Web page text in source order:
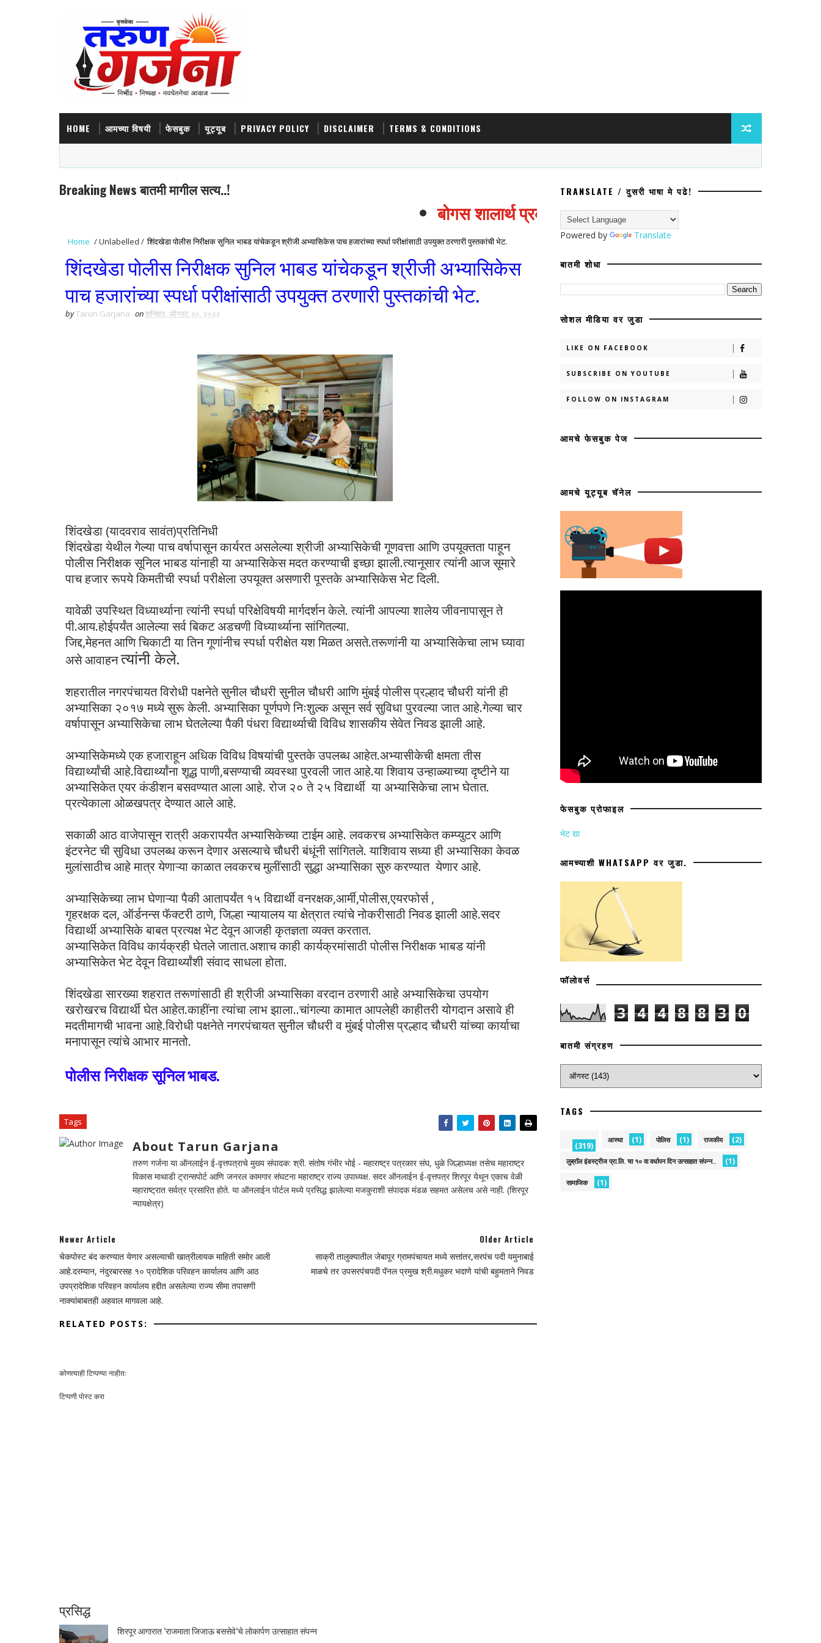
HOME आमच्या विषयी फेसबुक यूट्यूब PRIVACY POLICY DISCLAIMER TERMS & CONDITIONS
Breaking News बातमी मागील सत्य..!
बोगस शालार्थ प्रकरणात मोठी कारवाईचे संकेत! पश्चिम बंगालच्या
Home /Unlabelled / शिंदखेडा पोलीस निरीक्षक सुनिल भाबड यांचेकडून श्रीजी अभ्यासिकेस पाच हजारांच्या स्पर्धा परीक्षांसाठी उपयुक्त ठरणारी पुस्तकांची भेट.
शिंदखेडा पोलीस निरीक्षक सुनिल भाबड यांचेकडून श्रीजी अभ्यासिकेस
पाच हजारांच्या स्पर्धा परीक्षांसाठी उपयुक्त ठरणारी पुस्तकांची भेट.
byTarun Garjana onशनिवार, ऑगस्ट २०, २०२२
शिंदखेडा (यादवराव सावंत)प्रतिनिधी
शिंदखेडा येथील गेल्या पाच वर्षापासून कार्यरत असलेल्या श्रीजी अभ्यासिकेची गूणवत्ता आणि उपयूक्तता पाहून
पोलीस निरीक्षक सूनिल भाबड यांनाही या अभ्यासिकेस मदत करण्याची इच्छा झाली.त्यानूसार त्यांनी आज सूमारे
पाच हजार रूपये किमतीची स्पर्धा परीक्षेला उपयूक्त असणारी पूस्तके अभ्यासिकेस भेट दिली.
यावेळी उपस्थित विध्यार्थ्याना त्यांनी स्पर्धा परिक्षेविषयी मार्गदर्शन केले. त्यांनी आपल्या शालेय जीवनापासून ते
पी.आय.होईपर्यंत आलेल्या सर्व बिकट अडचणी विध्यार्थ्याना सांगितल्या.
जिद्द,मेहनत आणि चिकाटी या तिन गूणांनीच स्पर्धा परीक्षेत यश मिळत असते.तरूणांनी या अभ्यासिकेचा लाभ घ्यावा
असे आवाहनत्यांनी केले.
शहरातील नगरपंचायत विरोधी पक्षनेते सुनील चौधरी सुनील चौधरी आणि मुंबई पोलीस प्रल्हाद चौधरी यांनी ही
अभ्यासिका २०१७ मध्ये सुरू केली. अभ्यासिका पूर्णपणे निःशुल्क असून सर्व सुविधा पुरवल्या जात आहे.गेल्या चार
वर्षापासून अभ्यासिकेचा लाभ घेतलेल्या पैकी पंधरा विद्यार्थ्याची विविध शासकीय सेवेत निवड झाली आहे.
अभ्यासिकेमध्ये एक हजाराहून अधिक विविध विषयांची पुस्तके उपलब्ध आहेत.अभ्यासीकेची क्षमता तीस
विद्यार्थ्यांची आहे.विद्यार्थ्यांना शूद्ध पाणी,बसण्याची व्यवस्था पुरवली जात आहे.या शिवाय उन्हाळ्याच्या दृष्टीने या
अभ्यासिकेत एयर कंडीशन बसवण्यात आला आहे. रोज २० ते २५ विद्यार्थी या अभ्यासिकेचा लाभ घेतात.
प्रत्येकाला ओळखपत्र देण्यात आले आहे.
सकाळी आठ वाजेपासून रात्री अकरापर्यंत अभ्यासिकेच्या टाईम आहे. लवकरच अभ्यासिकेत कम्प्युटर आणि
इंटरनेट ची सुविधा उपलब्ध करून देणार असल्याचे चौधरी बंधूंनी सांगितले. याशिवाय सध्या ही अभ्यासिका केवळ
मुलांसाठीच आहे मात्र येणाऱ्या काळात लवकरच मुलींसाठी सुद्धा अभ्यासिका सुरु करण्यात येणार आहे.
अभ्यासिकेच्या लाभ घेणाऱ्या पैकी आतापर्यंत १५ विद्यार्थी वनरक्षक,आर्मी,पोलीस,एयरफोर्स ,
गृहरक्षक दल, ऑर्डनन्स फॅक्टरी ठाणे, जिल्हा न्यायालय या क्षेत्रात त्यांचे नोकरीसाठी निवड झाली आहे.सदर
विद्यार्थी अभ्यासिके बाबत प्रत्यक्ष भेट देवून आजही कृतज्ञता व्यक्त करतात.
अभ्यासिकेत विविध कार्यक्रही घेतले जातात.अशाच काही कार्यक्रमांसाठी पोलीस निरीक्षक भाबड यांनी
अभ्यासिकेत भेट देवून विद्यार्थ्यांशी संवाद साधला होता.
शिंदखेडा सारख्या शहरात तरूणांसाठी ही श्रीजी अभ्यासिका वरदान ठरणारी आहे अभ्यासिकेचा उपयोग
खरोखरच विद्यार्थी घेत आहेत.काहींना त्यांचा लाभ झाला..चांगल्या कामात आपलेही काहीतरी योगदान असावे ही
मदतीमागची भावना आहे.विरोधी पक्षनेते नगरपंचायत सुनील चौधरी व मुंबई पोलीस प्रल्हाद चौधरी यांच्या कार्याचा
मनापासून त्यांचे आभार मानतो.
पोलीस निरीक्षक सूनिलभाबड.
Tags
About Tarun Garjana
तरुण गर्जना या ऑनलाईन ई-वृत्तपत्राचे मुख्य संपादक: श्री. संतोष गंभीर भोई - महाराष्ट्र पत्रकार संघ, धुळे जिल्हाध्यक्ष तसेच महाराष्ट्र
विकास माथाडी ट्रान्सपोर्ट आणि जनरल कामगार संघटना महाराष्ट्र राज्य उपाध्यक्ष. सदर ऑनलाईन ई-वृत्तपत्र शिरपूर येथून एकाच वेळी
महाराष्ट्रात सर्वत्र प्रसारित होते. या ऑनलाईन पोर्टल मध्ये प्रसिद्ध झालेल्या मजकुराशी संपादक मंडळ सहमत असेलच असे नाही. (शिरपूर
न्यायक्षेत्र)
Newer Article
चेकपोस्ट बंद करण्यात येणार असल्याची खात्रीलायक माहिती समोर आली
आहे.दरम्यान, नंदुरबारसह १० प्रादेशिक परिवहन कार्यालय आणि आठ
उपप्रादेशिक परिवहन कार्यालय हद्दीत असलेल्या राज्य सीमा तपासणी
नाक्यांबाबतही अहवाल मागवला आहे.
Older Article
साक्री तालुक्यातील जेबापूर ग्रामपंचायत मध्ये सत्तांतर,सरपंच पदी यमुनाबाई
माळचे तर उपसरपंचपदी पॅनल प्रमुख श्री.मधुकर भदाणे यांची बहुमताने निवड
RELATED POSTS:
कोणत्याही टिप्पण्‍या नाहीत:
टिप्पणी पोस्ट करा
प्रसिद्ध
शिरपूर आगारात ‘राजमाता जिजाऊ बससेवे’चे लोकार्पण उत्साहात संपन्न
TRANSLATE / दुसरी भाषा मे पढे!
Powered by Translate
बातमी शोधा
सोशल मीडिया वर जुडा
LIKE ON FACEBOOK
SUBSCRIBE ON YOUTUBE
FOLLOW ON INSTAGRAM
आमचे फेसबुक पेज
आमचे यूट्यूब चॅनेल
फेसबुक प्रोफाइल
भेट द्या
आमच्याशी WHATSAPP वर जुडा.
फॉलोवर्स
3 4 4 8 8 3 0
बातमी संग्रहण
TAGS
(319)
आस्था (1) पोलिस (1) राजकीय (2)
लुब्रॉल इंडस्ट्रीज प्रा.लि. चा १० वा वर्धापन दिन उत्साहात संपन्न.. (1)
सामाजिक (1)